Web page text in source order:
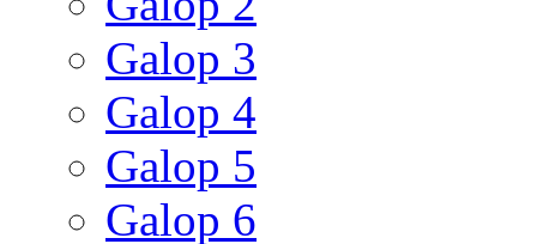
Galop 3
Galop 4
Galop 5
Galop 6